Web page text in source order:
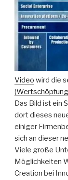
Video wird die
Das Bild ist ein
dort dieses
einiger
sich an dieser
Viele große
Möglichkeiten
Creation bei